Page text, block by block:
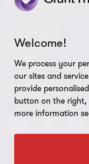
PRISIJUNKITE
Susisiekite su mumis
Grant Thornton
Grant Thornton
Apie mus
Karjera
Pranešimai
Socialinė
TEISĖ
Privatumo politika
Teisinės sąlygos
Svetainės
SEKITE MUS:
Welcome!
We process your
our sites and
provide
button on the right,
more information